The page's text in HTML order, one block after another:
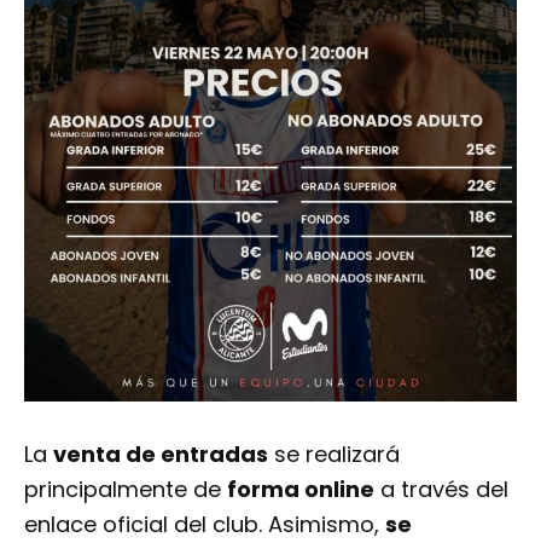
La venta de entradas se realizará
principalmente de forma online a través del
enlace oficial del club. Asimismo, se